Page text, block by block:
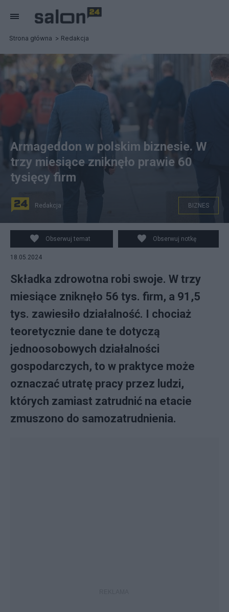
Strona główna Redakcja
Źródło zdjęcia: W trzy miesiące zniknęło 56 tys. firm, a
91,5 tys. zawiesiło działalność. Fot. MondayNews
Armageddon w polskim biznesie. W
trzy miesiące zniknęło prawie 60
tysięcy firm
Redakcja BIZNES
Obserwuj temat Obserwuj notkę
18.05.2024
Składka zdrowotna robi swoje. W trzy
miesiące zniknęło 56 tys. firm, a 91,5
tys. zawiesiło działalność. I chociaż
teoretycznie dane te dotyczą
jednoosobowych działalności
gospodarczych, to w praktyce może
oznaczać utratę pracy przez ludzi,
których zamiast zatrudnić na etacie
zmuszono do samozatrudnienia.